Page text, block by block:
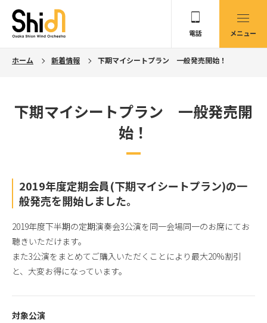
メニュー
電話
ホーム 新着情報 下期マイシートプラン 一般発売開始！
下期マイシートプラン 一般発売開
始！
2019年度定期会員(下期マイシートプラン)の一
般発売を開始しました。
2019年度下半期の定期演奏会3公演を同一会場同一のお席にてお
聴きいただけます。
また3公演をまとめてご購入いただくことにより最大20%割引
と、大変お得になっています。
対象公演